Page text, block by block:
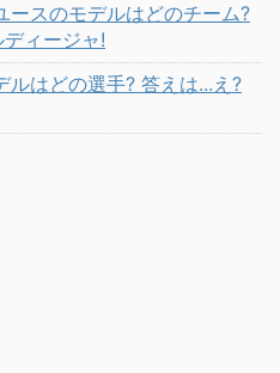
ースのモデルはどのチーム?
ィージャ!
ルはどの選手? 答えは...え?